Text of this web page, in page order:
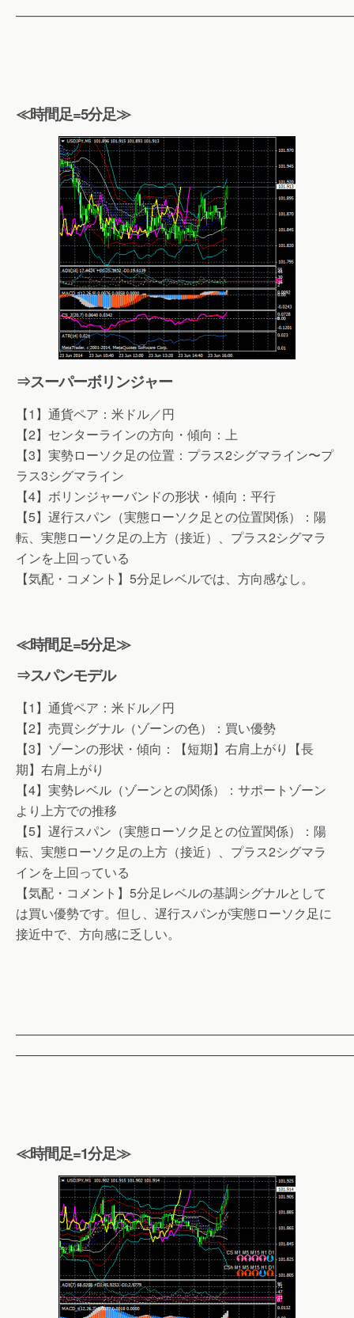
≪時間足=5分足≫
⇒スーパーボリンジャー
【1】通貨ペア：米ドル／円
【2】センターラインの方向・傾向：上
【3】実勢ローソク足の位置：プラス2シグマライン〜プ
ラス3シグマライン
【4】ボリンジャーバンドの形状・傾向：平行
【5】遅行スパン（実態ローソク足との位置関係）：陽
転、実態ローソク足の上方（接近）、プラス2シグマラ
インを上回っている
【気配・コメント】5分足レベルでは、方向感なし。
≪時間足=5分足≫
⇒スパンモデル
【1】通貨ペア：米ドル／円
【2】売買シグナル（ゾーンの色）：買い優勢
【3】ゾーンの形状・傾向：【短期】右肩上がり【長
期】右肩上がり
【4】実勢レベル（ゾーンとの関係）：サポートゾーン
より上方での推移
【5】遅行スパン（実態ローソク足との位置関係）：陽
転、実態ローソク足の上方（接近）、プラス2シグマラ
インを上回っている
【気配・コメント】5分足レベルの基調シグナルとして
は買い優勢です。但し、遅行スパンが実態ローソク足に
接近中で、方向感に乏しい。
≪時間足=1分足≫